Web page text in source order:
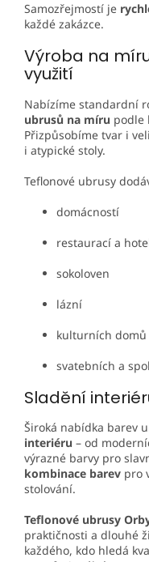
Samozřejmostí je
každé zakázce.
Výroba na
využití
Nabízíme standardní
ubrusů na míru podle
Přizpůsobíme tvar i
i atypické stoly.
Teflonové ubrusy
domácností
restaurací a
sokoloven
lázní
kulturních domů
svatebních a
Sladění
Široká nabídka barev
interiéru – od
výrazné barvy pro
kombinace barev pro
stolování.
Teflonové ubrusy
praktičnosti a dlouhé
každého, kdo hledá